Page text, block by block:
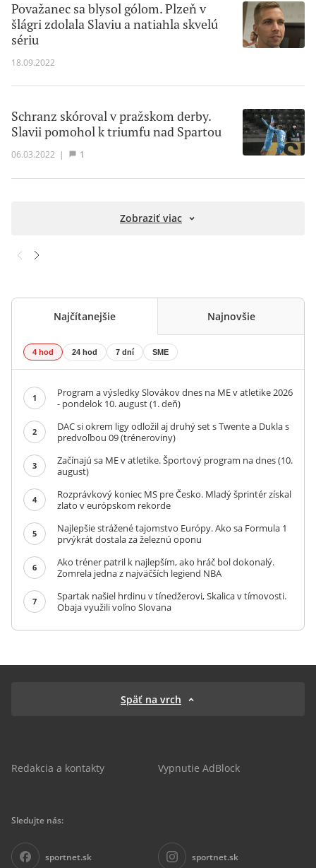
Považanec sa blysol gólom. Plzeň v
šlágri zdolala Slaviu a natiahla skvelú
sériu
18.09.2022
Schranz skóroval v pražskom derby.
Slavii pomohol k triumfu nad Spartou
06.03.2022 | 1
Zobraziť viac
Najčítanejšie Najnovšie
4 hod 24 hod 7 dní SME
1
Program a výsledky Slovákov dnes na ME v atletike 2026
- pondelok 10. august (1. deň)
2
DAC si okrem ligy odložil aj druhý set s Twente a Dukla s
predvoľbou 09 (tréneroviny)
3
Začínajú sa ME v atletike. Športový program na dnes (10.
august)
4
Rozprávkový koniec MS pre Česko. Mladý šprintér získal
zlato v európskom rekorde
5
Najlepšie strážené tajomstvo Európy. Ako sa Formula 1
prvýkrát dostala za železnú oponu
6
Ako tréner patril k najlepším, ako hráč bol dokonalý.
Zomrela jedna z najväčších legiend NBA
7
Spartak našiel hrdinu v tínedžerovi, Skalica v tímovosti.
Obaja využili voľno Slovana
Späť na vrch
Redakcia a kontakty Vypnutie AdBlock
Sledujte nás:
sportnet.sk sportnet.sk